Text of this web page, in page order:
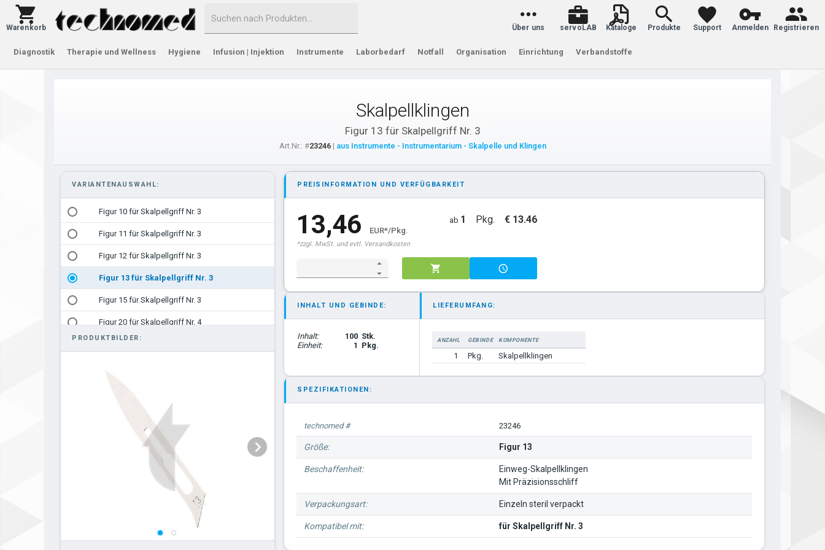
Warenkorb Über uns servoLAB Kataloge Produkte Support Anmelden Registrieren
Diagnostik Therapie und Wellness Hygiene Infusion | Injektion Instrumente Laborbedarf Notfall Organisation Einrichtung Verbandstoffe
Skalpellklingen
Figur 13 für Skalpellgriff Nr. 3
Art.Nr.: #23246| aus Instrumente - Instrumentarium - Skalpelle und Klingen
VARIANTENAUSWAHL:
Figur 10 für Skalpellgriff Nr. 3
Figur 11 für Skalpellgriff Nr. 3
Figur 12 für Skalpellgriff Nr. 3
Figur 13 für Skalpellgriff Nr. 3
Figur 15 für Skalpellgriff Nr. 3
Figur 20 für Skalpellgriff Nr. 4
Figur 23 für Skalpellgriff Nr. 4
Figur 24 für Skalpellgriff Nr. 4
PRODUKTBILDER:
PREISINFORMATION UND VERFÜGBARKEIT
13,46 EUR*/Pkg.
*zzgl. MwSt. und evtl. Versandkosten
ab 1 Pkg. € 13.46
INHALT UND GEBINDE:
Inhalt: 100 Stk.
Einheit:
1 Pkg.
LIEFERUMFANG:
ANZAHL GEBINDE KOMPONENTE
1
Pkg. Skalpellklingen
SPEZIFIKATIONEN:
technomed # 23246
Größe: Figur 13
Beschaffenheit:
Einweg-Skalpellklingen
Mit Präzisionsschliff
Verpackungsart: Einzeln steril verpackt
Kompatibel mit: für Skalpellgriff Nr. 3